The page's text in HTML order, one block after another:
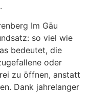
Im Gäu
so viel wie
bedeutet, die
oder
zu öffnen, anstatt
Dank jahrelanger